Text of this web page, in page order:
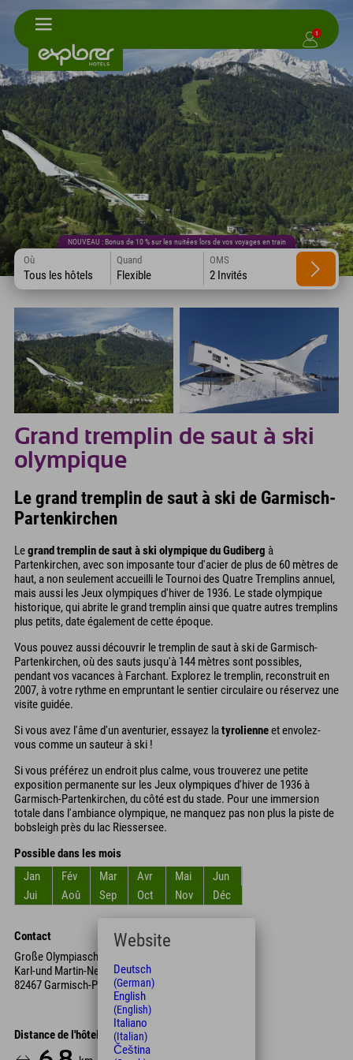
1
NOUVEAU : Bonus de 10 % sur les nuitées lors de vos voyages en train
Où
Tous les hôtels
Quand
Flexible
OMS
2 Invités
Grand tremplin de saut à ski
olympique
Le grand tremplin de saut à ski de Garmisch-
Partenkirchen
Legrand tremplin de saut à ski olympique du Gudiberg à
Partenkirchen, avec son imposante tour d'acier de plus de 60 mètres de
haut, a non seulement accueilli le Tournoi des Quatre Tremplins annuel,
mais aussi les Jeux olympiques d'hiver de 1936. Le stade olympique
historique, qui abrite le grand tremplin ainsi que quatre autres tremplins
plus petits, date également de cette époque.
Vous pouvez aussi découvrir le tremplin de saut à ski de Garmisch-
Partenkirchen, où des sauts jusqu'à 144 mètres sont possibles,
pendant vos vacances à Farchant. Explorez le tremplin, reconstruit en
2007, à votre rythme en empruntant le sentier circulaire ou réservez une
visite guidée.
Si vous avez l'âme d'un aventurier, essayez latyrolienneet envolez-
vous comme un sauteur à ski !
Si vous préférez un endroit plus calme, vous trouverez une petite
exposition permanente sur les Jeux olympiques d'hiver de 1936 à
Garmisch-Partenkirchen, du côté est du stade. Pour une immersion
totale dans l'ambiance olympique, ne manquez pas non plus la piste de
bobsleigh près du lac Riessersee.
Possible dans les mois
Jan
Fév Mar Avr Mai
Jun
Jui
Aoû Sep Oct Nov Déc
Contact
Große Olympiaschanze
Karl-und Martin-Neuner-Platz
82467 Garmisch-Partenkirchen
Distance de l'hôtel
Website
Deutsch
(German)
English
(English)
Italiano
(Italian)
Čeština